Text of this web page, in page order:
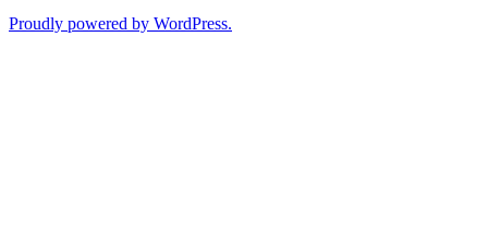
Proudly powered by WordPress.